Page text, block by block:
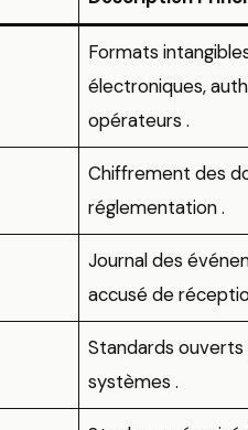
Formats
électroniques,
opérateurs​.
Chiffrement des
réglementation​.
Journal des
accusé de
Standards
systèmes​.